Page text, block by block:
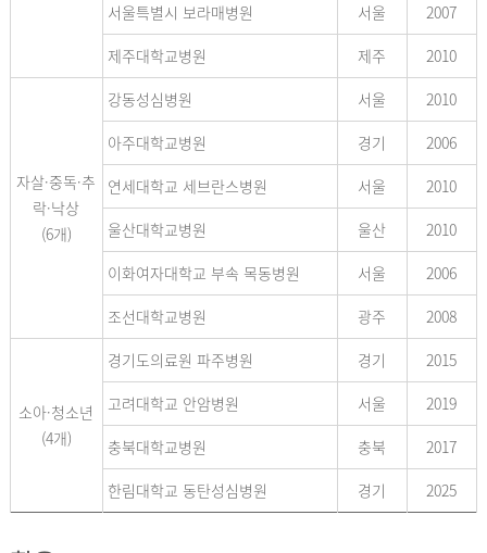
서울특별시 보라매병원
서울
2007
제주대학교병원
제주 2010
자살·중독·추
락·낙상
(6개)
강동성심병원 서울
2010
아주대학교병원
경기
2006
연세대학교 세브란스병원
서울
2010
울산대학교병원
울산
2010
이화여자대학교 부속 목동병원
서울
2006
조선대학교병원
광주 2008
소아·청소년
(4개)
경기도의료원 파주병원 경기
2015
고려대학교 안암병원
서울
2019
충북대학교병원
충북
2017
한림대학교 동탄성심병원
경기 2025